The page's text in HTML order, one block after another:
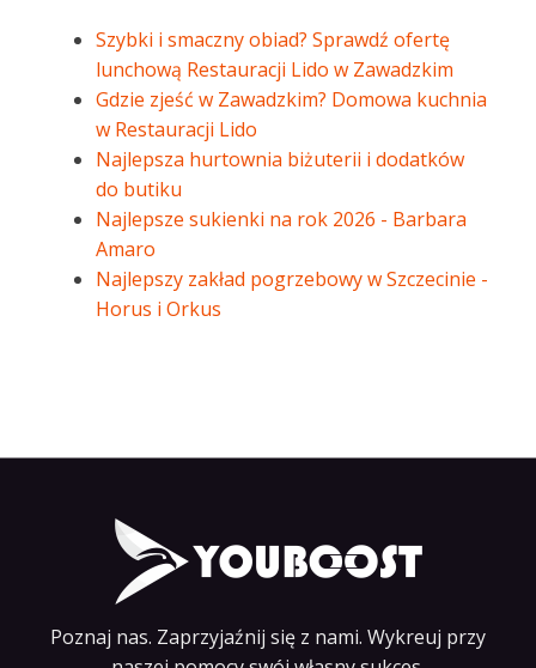
Szybki i smaczny obiad? Sprawdź ofertę
lunchową Restauracji Lido w Zawadzkim
Gdzie zjeść w Zawadzkim? Domowa kuchnia
w Restauracji Lido
Najlepsza hurtownia biżuterii i dodatków
do butiku
Najlepsze sukienki na rok 2026 - Barbara
Amaro
Najlepszy zakład pogrzebowy w Szczecinie -
Horus i Orkus
Poznaj nas. Zaprzyjaźnij się z nami. Wykreuj przy